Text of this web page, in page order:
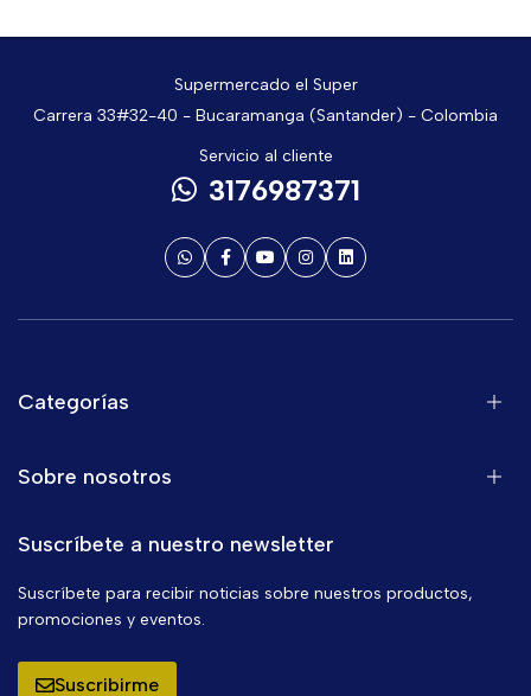
Supermercado el Super
Carrera 33#32-40 - Bucaramanga (Santander) - Colombia
Servicio al cliente
3176987371
Categorías
Sobre nosotros
Suscríbete a nuestro newsletter
Suscríbete para recibir noticias sobre nuestros productos,
promociones y eventos.
Suscribirme